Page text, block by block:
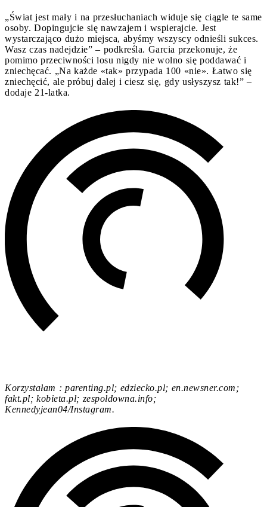
„Świat jest mały i na przesłuchaniach widuje się ciągle te same
osoby. Dopingujcie się nawzajem i wspierajcie. Jest
wystarczająco dużo miejsca, abyśmy wszyscy odnieśli sukces.
Wasz czas nadejdzie” – podkreśla. Garcia przekonuje, że
pomimo przeciwności losu nigdy nie wolno się poddawać i
zniechęcać. „Na każde «tak» przypada 100 «nie». Łatwo się
zniechęcić, ale próbuj dalej i ciesz się, gdy usłyszysz tak!” –
dodaje 21-latka.
Korzystałam : parenting.pl; edziecko.pl; en.newsner.com;
fakt.pl; kobieta.pl; zespoldowna.info;
Kennedyjean04/Instagram.